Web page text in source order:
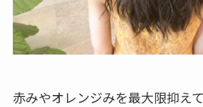
赤みやオレンジみを最大限抑え